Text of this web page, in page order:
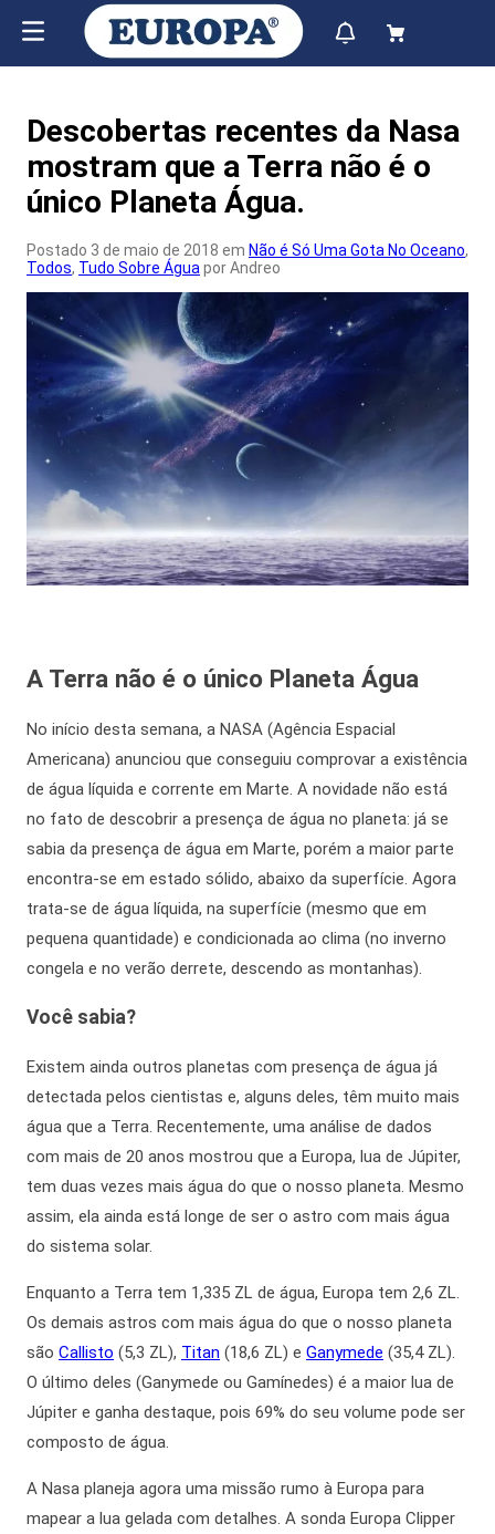
Descobertas recentes da Nasa
mostram que a Terra não é o
único Planeta Água.
Postado 3 de maio de 2018 em Não é Só Uma Gota No Oceano,
Todos, Tudo Sobre Água por Andreo
A Terra não é o único Planeta Água
No início desta semana, a NASA (Agência Espacial
Americana) anunciou que conseguiu comprovar a existência
de água líquida e corrente em Marte. A novidade não está
no fato de descobrir a presença de água no planeta: já se
sabia da presença de água em Marte, porém a maior parte
encontra-se em estado sólido, abaixo da superfície. Agora
trata-se de água líquida, na superfície (mesmo que em
pequena quantidade) e condicionada ao clima (no inverno
congela e no verão derrete, descendo as montanhas).
Você sabia?
Existem ainda outros planetas com presença de água já
detectada pelos cientistas e, alguns deles, têm muito mais
água que a Terra. Recentemente, uma análise de dados
com mais de 20 anos mostrou que a Europa, lua de Júpiter,
tem duas vezes mais água do que o nosso planeta. Mesmo
assim, ela ainda está longe de ser o astro com mais água
do sistema solar.
Enquanto a Terra tem 1,335 ZL de água, Europa tem 2,6 ZL.
Os demais astros com mais água do que o nosso planeta
são Callisto (5,3 ZL), Titan (18,6 ZL) e Ganymede (35,4 ZL).
O último deles (Ganymede ou Gamínedes) é a maior lua de
Júpiter e ganha destaque, pois 69% do seu volume pode ser
composto de água.
A Nasa planeja agora uma missão rumo à Europa para
mapear a lua gelada com detalhes. A sonda Europa Clipper